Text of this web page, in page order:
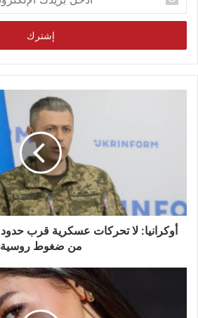
بريدك
الإلكتروني
أوكرانيا: لا تحركات عسكرية قرب حدود
من ضغوط روسية